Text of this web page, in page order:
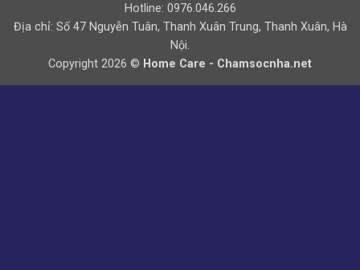
Hotline: 0976.046.266
Địa chỉ: Số 47 Nguyễn Tuân, Thanh Xuân Trung, Thanh Xuân, Hà
Nội.
Copyright 2026 © Home Care - Chamsocnha.net